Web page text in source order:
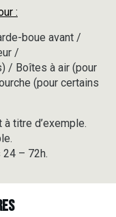
:
boue avant /
/
/ Boîtes à air (pour
(pour certains
titre d’exemple.
– 72h.